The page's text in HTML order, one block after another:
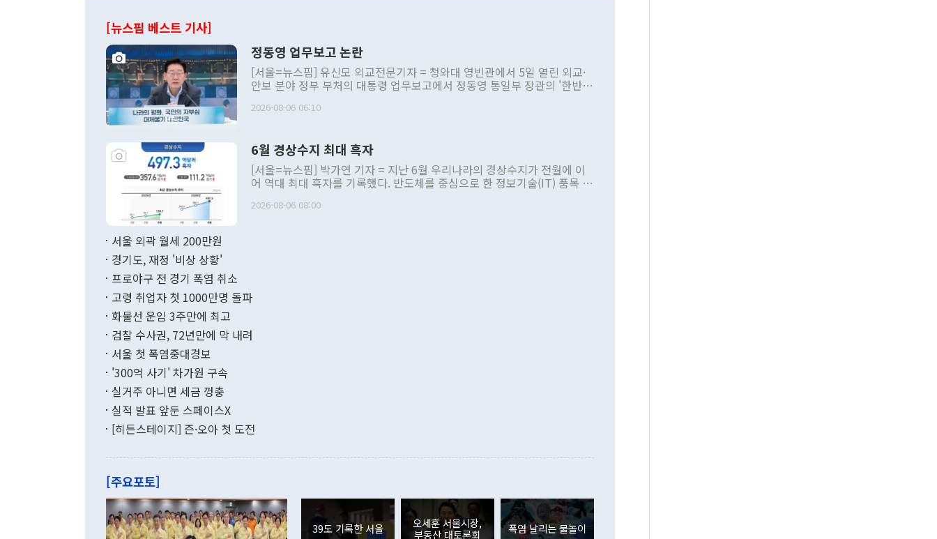
[뉴스핌 베스트 기사]
정동영 업무보고 논란
[서울=뉴스핌] 유신모 외교전문기자 = 청와대 영빈관에서 5일 열린 외교·
안보 분야 정부 부처의 대통령 업무보고에서 정동영 통일부 장관의 '한반도
발언 중에는 정부 내 조율을 거치지 않은 사안을 정책으로 추진하겠다고 공
주의적 희망에 근거한 비현실적 구상'이라는 비판을 내놨다. 그동안 정 장
관의 대북 정책 관련 발언이 물의를 빚은 적은 여러 번 있지만 대통령과 유
관 부처 장관이 공개적으로 부정적 입장을 표명한 것은 이례적이다. 정 장
관의 무리한 대북 접근법과 월권을 제어해야 한다는 목소리도 높아지고 있
다. [정동영 통일부 장관이 지난달 23일 오후 서울 종로구 정부서울청사에
무너졌다고도 했다. 또 "현 시점에서 흘러간 선(先)비핵화만 되뇌는 것은
함께 4자 대화의 동력을 확보하기 위해 최선을 다할 것"이라고 말했다. 하
"우리의 선의대로 하는 게 과연 한반도의 평화와 안정에 플러스냐, 결론적
관은 업무보고 사후 브리핑에서 정 장관이 언급한 '4자 회담'에 대해 "이상
이 9월 러시아 블라디보스토크에서 열리는 '동방경제포럼(EEF)'을 언급하
며 "정부 차원에서 (참석을) 검토하고 있다"고 발언한 데 대해서도 조 장관
은 "그것은 외교부의 몫"이라며 "아직 거기까지 진도가 나가지 않았다"고
2026-08-06 06:10
6월 경상수지 최대 흑자
[서울=뉴스핌] 박가연 기자 = 지난 6월 우리나라의 경상수지가 전월에 이
어 역대 최대 흑자를 기록했다. 반도체를 중심으로 한 정보기술(IT) 품목 수
료=한국은행] 한국은행이 6일 발표한 '2026년 6월 국제수지(잠정)'에 따르
며 월간 기준 처음으로 1000억달러를 넘어섰다. 상품수입은 644억8000만
196.9% 급증했고 컴퓨터·주변기기(SSD)는 282.7% 증가했다. IT 품목
수출은 160.4% 늘었으며 비IT 품목도 ▲석유제품(47.5%) ▲화공품
기록했지만 지식재산권사용료수지는 전월 흑자에서 4억4000만달러 적자
로 전환됐다. 본원소득수지는 배당소득을 중심으로 32억7000만달러 흑자
는 배당수입이 늘어난 데다 전월 분기배당에 따른 기저효과로 배당지급이
였던 올해 3월(369억9000만달러)을 넘어선 것이다. 직접투자에서는 내국
인의 해외투자가 80억1000만달러, 외국인의 국내투자가 46억3000만달러
각각 증가했다. 증권투자에서는 외국인의 국내 주식 매도세가 이어졌다. 외
2026-08-06 08:00
서울 외곽 월세 200만원
경기도, 재정 '비상 상황'
프로야구 전 경기 폭염 취소
고령 취업자 첫 1000만명 돌파
화물선 운임 3주만에 최고
검찰 수사권, 72년만에 막 내려
서울 첫 폭염중대경보
'300억 사기' 차가원 구속
실거주 아니면 세금 껑충
실적 발표 앞둔 스페이스X
[히든스테이지] 즌·오아 첫 도전
[주요포토]
39도 기록한 서울
오세훈 서울시장,
부동산 대토론회
폭염 날리는 물놀이